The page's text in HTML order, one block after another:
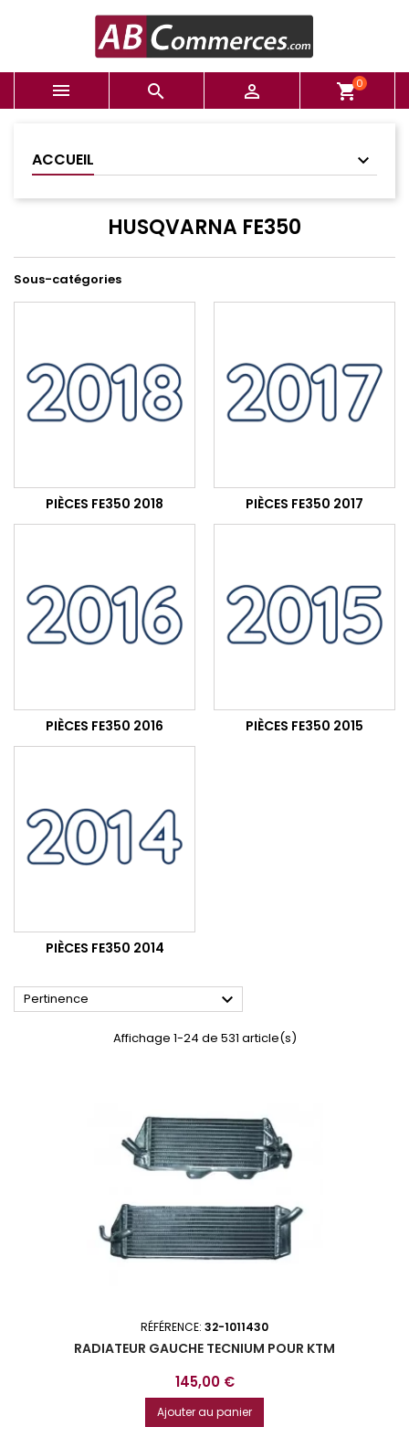
   shopping_cart0
ACCUEIL
HUSQVARNA FE350
Sous-catégories
PIÈCES FE350 2018 PIÈCES FE350 2017
PIÈCES FE350 2016 PIÈCES FE350 2015
PIÈCES FE350 2014
Pertinence 
Affichage 1-24 de 531 article(s)
RÉFÉRENCE: 32-1011430
RADIATEUR GAUCHE TECNIUM POUR KTM
Prix
145,00 €
Ajouter au panier